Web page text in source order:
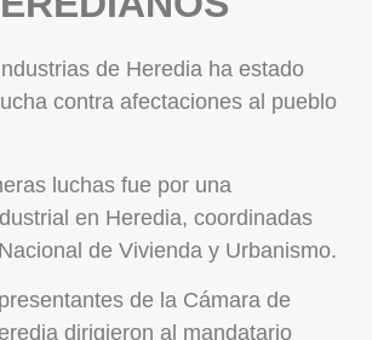
de Heredia ha estado
contra afectaciones al pueblo
luchas fue por una
en Heredia, coordinadas
de Vivienda y Urbanismo.
de la Cámara de
dirigieron al mandatario